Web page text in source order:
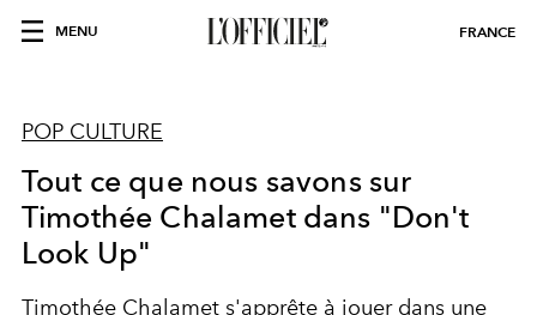
MENU FRANCE
POP CULTURE
Tout ce que nous savons sur
Timothée Chalamet dans "Don't
Look Up"
Timothée Chalamet s'apprête à jouer dans une